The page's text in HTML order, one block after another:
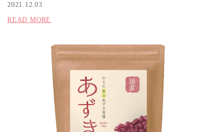
2021.12.03
READ MORE